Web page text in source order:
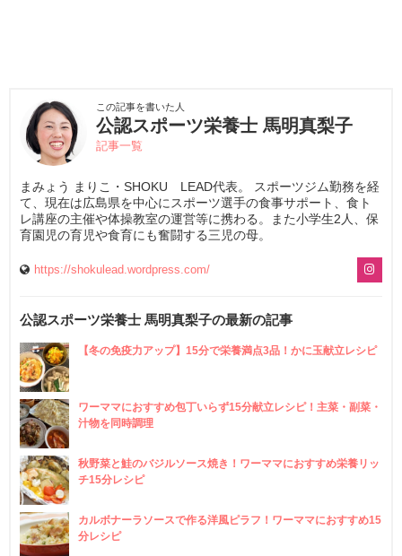
この記事を書いた人
公認スポーツ栄養士 馬明真梨子
記事一覧
まみょう まりこ・SHOKU LEAD代表。 スポーツジム勤務を経
て、現在は広島県を中心にスポーツ選手の食事サポート、食ト
レ講座の主催や体操教室の運営等に携わる。また小学生2人、保
育園児の育児や食育にも奮闘する三児の母。
https://shokulead.wordpress.com/
公認スポーツ栄養士 馬明真梨子の最新の記事
【冬の免疫力アップ】15分で栄養満点3品！かに玉献立レシピ
ワーママにおすすめ包丁いらず15分献立レシピ！主菜・副菜・
汁物を同時調理
秋野菜と鮭のバジルソース焼き！ワーママにおすすめ栄養リッ
チ15分レシピ
カルボナーラソースで作る洋風ピラフ！ワーママにおすすめ15
分レシピ